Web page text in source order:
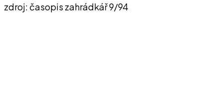
zdroj: časopis zahrádkář 9/94